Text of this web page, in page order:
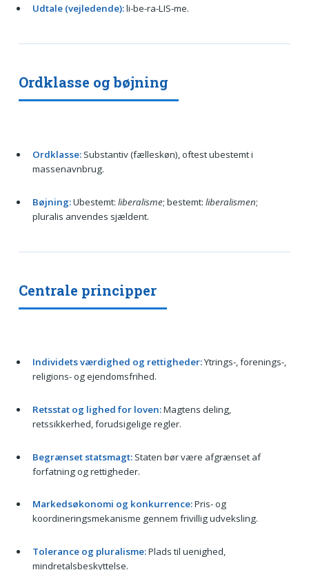
Udtale (vejledende):li-be-ra-LIS-me.
Ordklasse og bøjning
Ordklasse:Substantiv (fælleskøn), oftest ubestemt i
massenavnbrug.
Bøjning:Ubestemt: liberalisme; bestemt: liberalismen;
pluralis anvendes sjældent.
Centrale principper
Individets værdighed og rettigheder:Ytrings-, forenings-,
religions- og ejendomsfrihed.
Retsstat og lighed for loven:Magtens deling,
retssikkerhed, forudsigelige regler.
Begrænset statsmagt:Staten bør være afgrænset af
forfatning og rettigheder.
Markedsøkonomi og konkurrence:Pris- og
koordineringsmekanisme gennem frivillig udveksling.
Tolerance og pluralisme:Plads til uenighed,
mindretalsbeskyttelse.